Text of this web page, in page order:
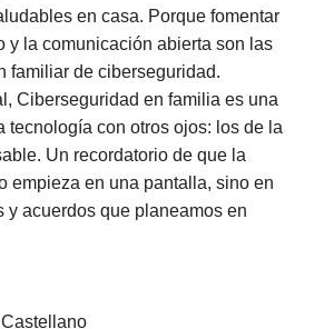
en casa. Porque fomentar
y la comunicación abierta son las
familiar de ciberseguridad.
Ciberseguridad en familia es una
tecnología con otros ojos: los de la
Un recordatorio de que la
empieza en una pantalla, sino en
y acuerdos que planeamos en
Castellano